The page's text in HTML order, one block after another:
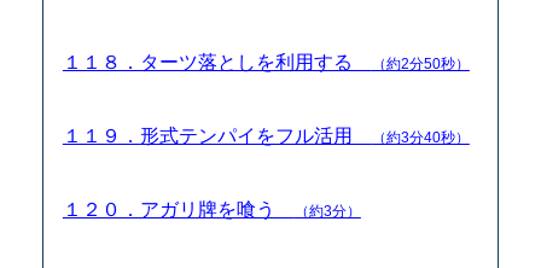
１１８．ターツ落としを利用する （約2分50秒）
１１９．形式テンパイをフル活用 （約3分40秒）
１２０．アガリ牌を喰う （約3分）